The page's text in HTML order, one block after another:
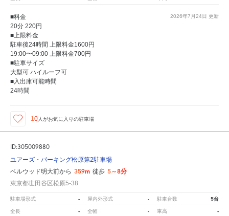
2026年7月24日 更新
■料金
20分 220円
■上限料金
駐車後24時間 上限料金1600円
19:00〜09:00 上限料金700円
■駐車サイズ
大型可 ハイルーフ可
■入出庫可能時間
24時間
10人がお気に入りの駐車場
ID:305009880
ユアーズ・パーキング松原第2駐車場
ベルウッド明大前から 359m 徒歩 5～8分
東京都世田谷区松原5-38
駐車場形式 - 屋内外形式 - 駐車台数 5台
全長 - 全幅 - 車高 -